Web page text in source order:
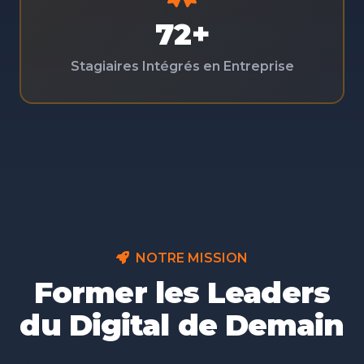
72+
Stagiaires Intégrés en Entreprise
NOTRE MISSION
Former les Leaders
du Digital de Demain